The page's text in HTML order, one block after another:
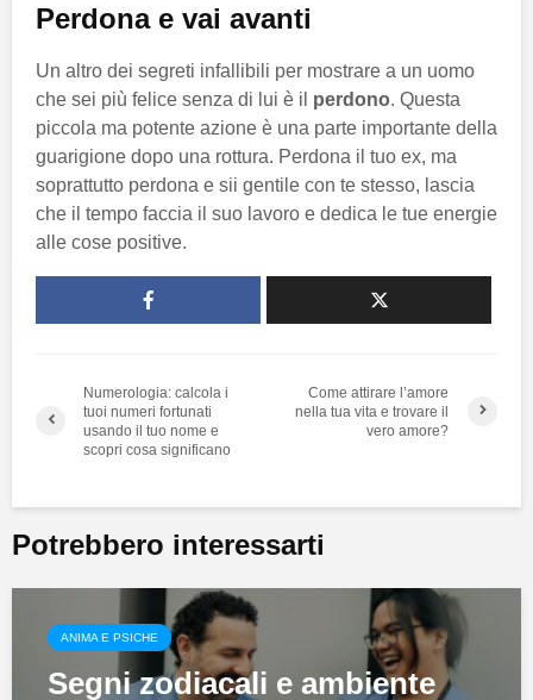
Perdona e vai avanti
Un altro dei segreti infallibili per mostrare a un uomo
che sei più felice senza di lui è il perdono. Questa
piccola ma potente azione è una parte importante della
guarigione dopo una rottura. Perdona il tuo ex, ma
soprattutto perdona e sii gentile con te stesso, lascia
che il tempo faccia il suo lavoro e dedica le tue energie
alle cose positive.
Numerologia: calcola i
tuoi numeri fortunati
usando il tuo nome e
scopri cosa significano
Come attirare l’amore
nella tua vita e trovare il
vero amore?
Potrebbero interessarti
ANIMA E PSICHE
Segni zodiacali e ambiente